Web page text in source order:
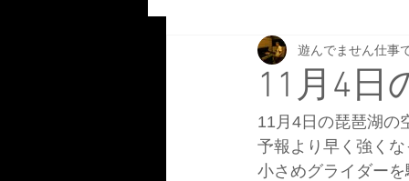
11月4日
遊んでません仕事
11月4日の琵琶湖の
予報より早く強く
小さめグライダー